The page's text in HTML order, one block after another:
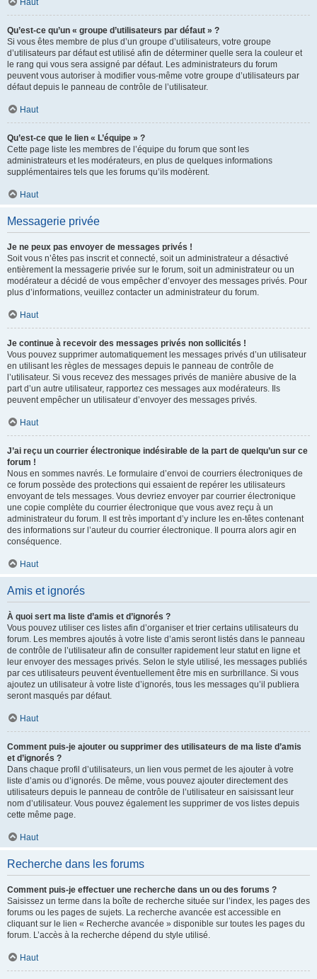
Haut
Qu’est-ce qu’un « groupe d’utilisateurs par défaut » ?
Si vous êtes membre de plus d’un groupe d’utilisateurs, votre groupe
d’utilisateurs par défaut est utilisé afin de déterminer quelle sera la couleur et
le rang qui vous sera assigné par défaut. Les administrateurs du forum
peuvent vous autoriser à modifier vous-même votre groupe d’utilisateurs par
défaut depuis le panneau de contrôle de l’utilisateur.
Haut
Qu’est-ce que le lien « L’équipe » ?
Cette page liste les membres de l’équipe du forum que sont les
administrateurs et les modérateurs, en plus de quelques informations
supplémentaires tels que les forums qu’ils modèrent.
Haut
Messagerie privée
Je ne peux pas envoyer de messages privés !
Soit vous n’êtes pas inscrit et connecté, soit un administrateur a désactivé
entièrement la messagerie privée sur le forum, soit un administrateur ou un
modérateur a décidé de vous empêcher d’envoyer des messages privés. Pour
plus d’informations, veuillez contacter un administrateur du forum.
Haut
Je continue à recevoir des messages privés non sollicités !
Vous pouvez supprimer automatiquement les messages privés d’un utilisateur
en utilisant les règles de messages depuis le panneau de contrôle de
l’utilisateur. Si vous recevez des messages privés de manière abusive de la
part d’un autre utilisateur, rapportez ces messages aux modérateurs. Ils
peuvent empêcher un utilisateur d’envoyer des messages privés.
Haut
J’ai reçu un courrier électronique indésirable de la part de quelqu’un sur ce
forum !
Nous en sommes navrés. Le formulaire d’envoi de courriers électroniques de
ce forum possède des protections qui essaient de repérer les utilisateurs
envoyant de tels messages. Vous devriez envoyer par courrier électronique
une copie complète du courrier électronique que vous avez reçu à un
administrateur du forum. Il est très important d’y inclure les en-têtes contenant
des informations sur l’auteur du courrier électronique. Il pourra alors agir en
conséquence.
Haut
Amis et ignorés
À quoi sert ma liste d’amis et d’ignorés ?
Vous pouvez utiliser ces listes afin d’organiser et trier certains utilisateurs du
forum. Les membres ajoutés à votre liste d’amis seront listés dans le panneau
de contrôle de l’utilisateur afin de consulter rapidement leur statut en ligne et
leur envoyer des messages privés. Selon le style utilisé, les messages publiés
par ces utilisateurs peuvent éventuellement être mis en surbrillance. Si vous
ajoutez un utilisateur à votre liste d’ignorés, tous les messages qu’il publiera
seront masqués par défaut.
Haut
Comment puis-je ajouter ou supprimer des utilisateurs de ma liste d’amis
et d’ignorés ?
Dans chaque profil d’utilisateurs, un lien vous permet de les ajouter à votre
liste d’amis ou d’ignorés. De même, vous pouvez ajouter directement des
utilisateurs depuis le panneau de contrôle de l’utilisateur en saisissant leur
nom d’utilisateur. Vous pouvez également les supprimer de vos listes depuis
cette même page.
Haut
Recherche dans les forums
Comment puis-je effectuer une recherche dans un ou des forums ?
Saisissez un terme dans la boîte de recherche située sur l’index, les pages des
forums ou les pages de sujets. La recherche avancée est accessible en
cliquant sur le lien « Recherche avancée » disponible sur toutes les pages du
forum. L’accès à la recherche dépend du style utilisé.
Haut